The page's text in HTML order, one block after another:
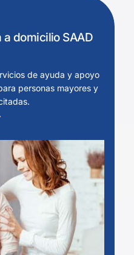
domicilio SAAD
de ayuda y apoyo
personas mayores y